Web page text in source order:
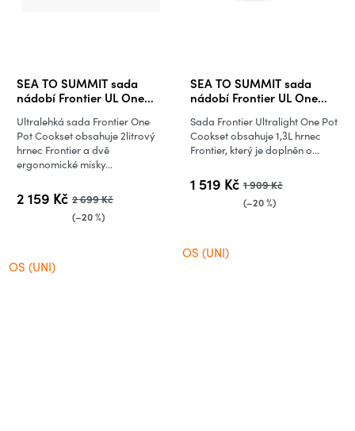
SEA TO SUMMIT sada
nádobí Frontier UL One
2 159 Kč 2 699 Kč
(–20 %)
Ultralehká sada Frontier One
Pot Cookset obsahuje 2litrový
hrnec Frontier a dvě
ergonomické misky...
OS (UNI)
SEA TO SUMMIT sada
nádobí Frontier UL One
1 519 Kč 1 909 Kč
(–20 %)
Sada Frontier Ultralight One Pot
Cookset obsahuje 1,3L hrnec
Frontier, který je doplněn o...
OS (UNI)